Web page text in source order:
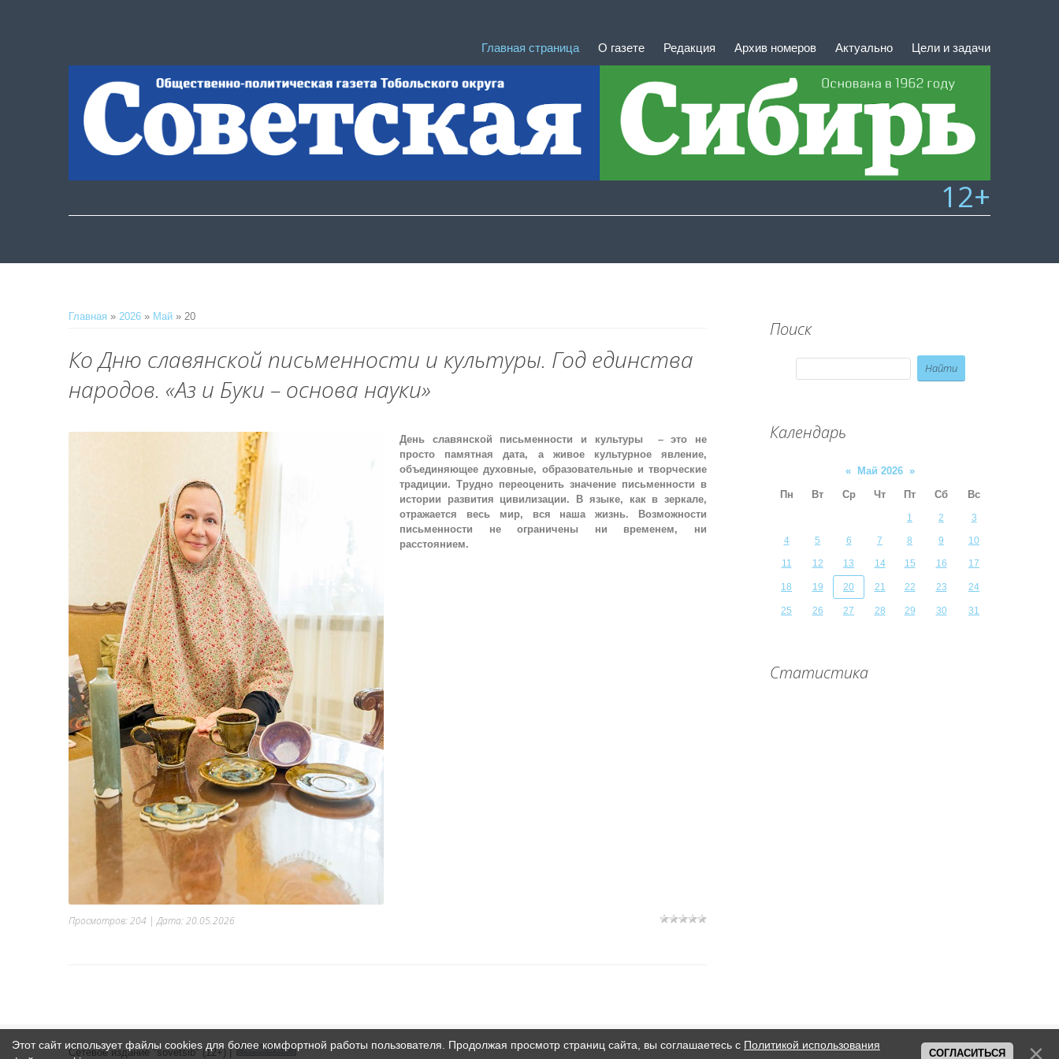
Главная страница О газете Редакция Архив номеров Актуально Цели и задачи
12+
Главная » 2026 » Май » 20
Ко Дню славянской письменности и культуры. Год единства
народов. «Аз и Буки – основа науки»
День славянской письменности и культуры – это не
просто памятная дата, а живое культурное явление,
объединяющее духовные, образовательные и творческие
традиции. Трудно переоценить значение письменности в
истории развития цивилизации. В языке, как в зеркале,
отражается весь мир, вся наша жизнь. Возможности
письменности не ограничены ни временем, ни
расстоянием.
Просмотров: 204 | Дата:20.05.2026
Поиск
Календарь
« Май 2026 »
Пн
Вт Ср Чт Пт Сб Вс
1 2 3
4 5 6 7 8 9 10
11 12 13 14 15 16 17
18 19 20 21 22 23 24
25 26 27 28 29 30 31
Статистика
Сетевое издание "sovetsib" (12+) |
Этот сайт использует файлы cookies для более комфортной работы пользователя. Продолжая просмотр страниц сайта, вы соглашаетесь с Политикой использования
СОГЛАСИТЬСЯ